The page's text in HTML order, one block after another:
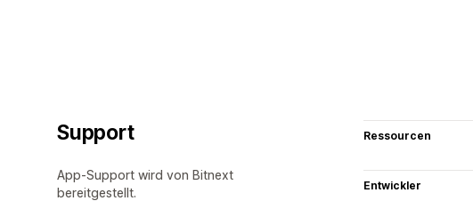
Support
App-Support wird von Bitnext
bereitgestellt.
Ressourcen
Entwickler